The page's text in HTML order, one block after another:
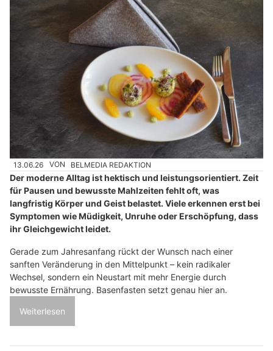
13.06.26 VON BELMEDIA REDAKTION
Der moderne Alltag ist hektisch und leistungsorientiert. Zeit
für Pausen und bewusste Mahlzeiten fehlt oft, was
langfristig Körper und Geist belastet. Viele erkennen erst bei
Symptomen wie Müdigkeit, Unruhe oder Erschöpfung, dass
ihr Gleichgewicht leidet.
Gerade zum Jahresanfang rückt der Wunsch nach einer
sanften Veränderung in den Mittelpunkt – kein radikaler
Wechsel, sondern ein Neustart mit mehr Energie durch
bewusste Ernährung. Basenfasten setzt genau hier an.
Weiterlesen